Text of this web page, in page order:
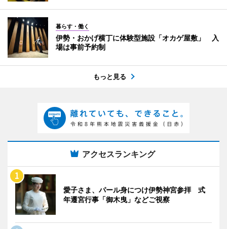
暮らす・働く
伊勢・おかげ横丁に体験型施設「オカゲ屋敷」 入
場は事前予約制
もっと見る
アクセスランキング
愛子さま、パール身につけ伊勢神宮参拝 式
年遷宮行事「御木曳」などご視察